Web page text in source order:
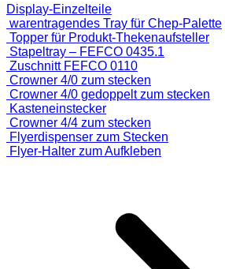
Display-Einzelteile
warentragendes Tray für Chep-Palette
Topper für Produkt-Thekenaufsteller
Stapeltray – FEFCO 0435.1
Zuschnitt FEFCO 0110
Crowner 4/0 zum stecken
Crowner 4/0 gedoppelt zum stecken
Kasteneinstecker
Crowner 4/4 zum stecken
Flyerdispenser zum Stecken
Flyer-Halter zum Aufkleben